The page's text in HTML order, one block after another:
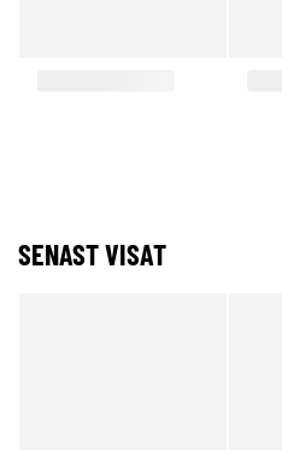
SENAST VISAT